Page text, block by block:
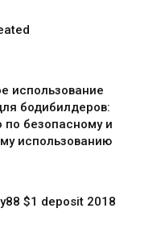
использование
бодибилдеров:
по безопасному и
использованию
$1 deposit 2018